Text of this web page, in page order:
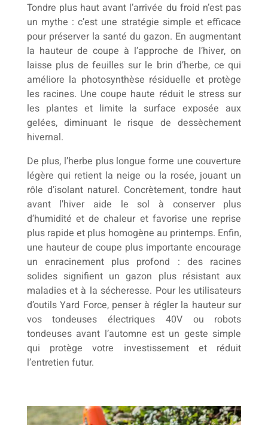
Tondre plus haut avant l’arrivée du froid n’est pas
un mythe : c’est une stratégie simple et efficace
pour préserver la santé du gazon. En augmentant
la hauteur de coupe à l’approche de l’hiver, on
laisse plus de feuilles sur le brin d’herbe, ce qui
améliore la photosynthèse résiduelle et protège
les racines. Une coupe haute réduit le stress sur
les plantes et limite la surface exposée aux
gelées, diminuant le risque de dessèchement
hivernal.
De plus, l’herbe plus longue forme une couverture
légère qui retient la neige ou la rosée, jouant un
rôle d’isolant naturel. Concrètement, tondre haut
avant l’hiver aide le sol à conserver plus
d’humidité et de chaleur et favorise une reprise
plus rapide et plus homogène au printemps. Enfin,
une hauteur de coupe plus importante encourage
un enracinement plus profond : des racines
solides signifient un gazon plus résistant aux
maladies et à la sécheresse. Pour les utilisateurs
d’outils Yard Force, penser à régler la hauteur sur
vos tondeuses électriques 40V ou robots
tondeuses avant l’automne est un geste simple
qui protège votre investissement et réduit
l’entretien futur.